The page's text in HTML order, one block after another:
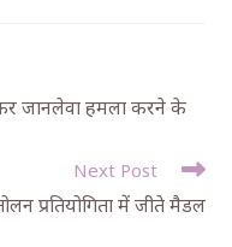
जानलेवा हमला करने के
Next Post
प्रतियोगिता में जीते मैडल